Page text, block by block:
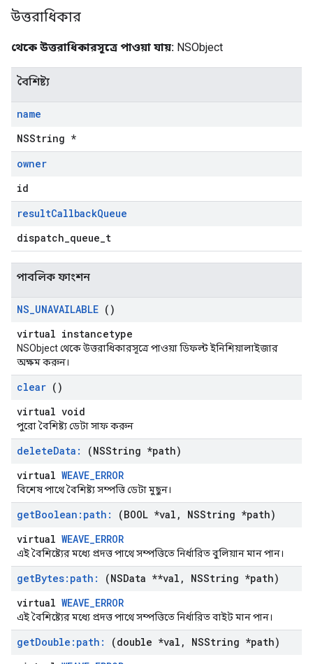
উত্তরাধিকার
থেকে উত্তরাধিকারসূত্রে পাওয়া যায়: NSObject
বৈশিষ্ট্য
name
NSString *
owner
id
resultCallbackQueue
dispatch_queue_t
পাবলিক ফাংশন
NS_UNAVAILABLE ()
virtual instancetype
NSObject থেকে উত্তরাধিকারসূত্রে পাওয়া ডিফল্ট ইনিশিয়ালাইজার
অক্ষম করুন।
clear ()
virtual void
পুরো বৈশিষ্ট্য ডেটা সাফ করুন
deleteData:
(NSString *path)
virtual WEAVE_ERROR
বিশেষ পাথে বৈশিষ্ট্য সম্পত্তি ডেটা মুছুন।
getBoolean:path: (BOOL *val ,
NSString *path)
virtual WEAVE_ERROR
এই বৈশিষ্ট্যের মধ্যে প্রদত্ত পাথে সম্পত্তিতে নির্ধারিত বুলিয়ান মান পান।
getBytes:path: (NSData **val ,
NSString *path)
virtual WEAVE_ERROR
এই বৈশিষ্ট্যের মধ্যে প্রদত্ত পাথে সম্পত্তিতে নির্ধারিত বাইট মান পান।
getDouble:path: (double *val ,
NSString *path)